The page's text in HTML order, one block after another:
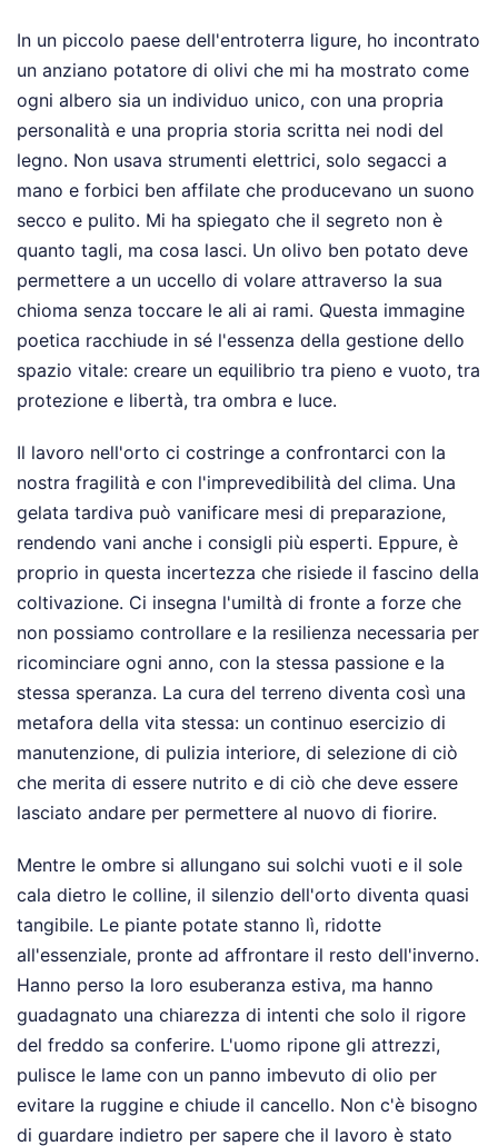
In un piccolo paese dell'entroterra ligure, ho incontrato
un anziano potatore di olivi che mi ha mostrato come
ogni albero sia un individuo unico, con una propria
personalità e una propria storia scritta nei nodi del
legno. Non usava strumenti elettrici, solo segacci a
mano e forbici ben affilate che producevano un suono
secco e pulito. Mi ha spiegato che il segreto non è
quanto tagli, ma cosa lasci. Un olivo ben potato deve
permettere a un uccello di volare attraverso la sua
chioma senza toccare le ali ai rami. Questa immagine
poetica racchiude in sé l'essenza della gestione dello
spazio vitale: creare un equilibrio tra pieno e vuoto, tra
protezione e libertà, tra ombra e luce.
Il lavoro nell'orto ci costringe a confrontarci con la
nostra fragilità e con l'imprevedibilità del clima. Una
gelata tardiva può vanificare mesi di preparazione,
rendendo vani anche i consigli più esperti. Eppure, è
proprio in questa incertezza che risiede il fascino della
coltivazione. Ci insegna l'umiltà di fronte a forze che
non possiamo controllare e la resilienza necessaria per
ricominciare ogni anno, con la stessa passione e la
stessa speranza. La cura del terreno diventa così una
metafora della vita stessa: un continuo esercizio di
manutenzione, di pulizia interiore, di selezione di ciò
che merita di essere nutrito e di ciò che deve essere
lasciato andare per permettere al nuovo di fiorire.
Mentre le ombre si allungano sui solchi vuoti e il sole
cala dietro le colline, il silenzio dell'orto diventa quasi
tangibile. Le piante potate stanno lì, ridotte
all'essenziale, pronte ad affrontare il resto dell'inverno.
Hanno perso la loro esuberanza estiva, ma hanno
guadagnato una chiarezza di intenti che solo il rigore
del freddo sa conferire. L'uomo ripone gli attrezzi,
pulisce le lame con un panno imbevuto di olio per
evitare la ruggine e chiude il cancello. Non c'è bisogno
di guardare indietro per sapere che il lavoro è stato